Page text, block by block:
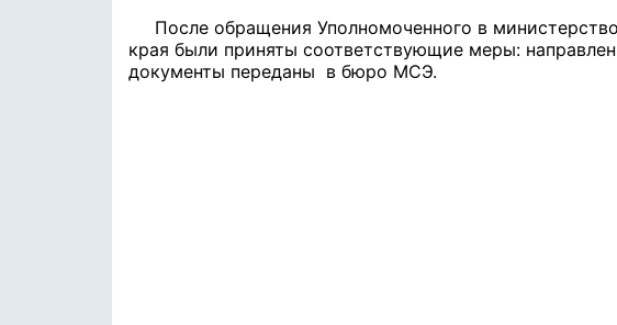
После обращения Уполномоченного в
края были приняты соответствующие меры:
документы переданы в бюро МСЭ.